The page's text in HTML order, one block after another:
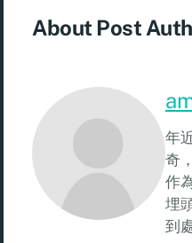
About Post
年
奇
作
埋
到